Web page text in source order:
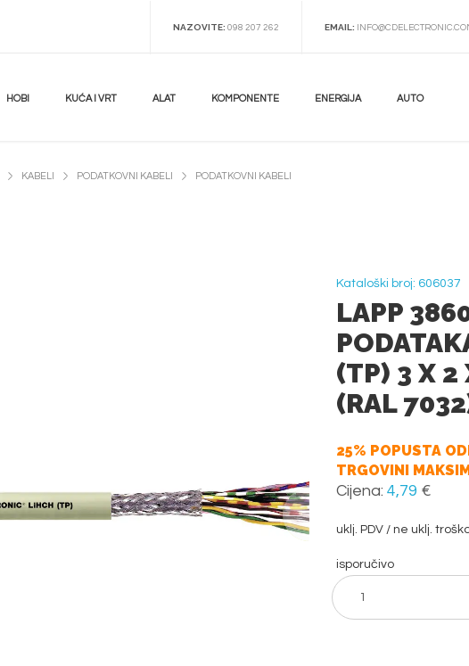
NAZOVITE: 098 207 262 EMAIL:
HOBI KUĆA I VRT ALAT KOMPONENTE ENERGIJA AUTO
KABELI PODATKOVNI KABELI PODATKOVNI KABELI
Kataloški broj: 606037
LAPP
(TP) 3 X 2
(RAL
25% POPUSTA
TRGOVINI
Cijena: 4,79 €
uklj. PDV / ne uklj.
isporučivo